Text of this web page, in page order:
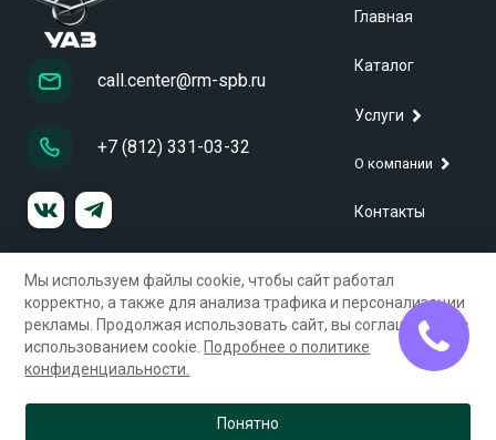
call.center@rm-spb.ru
+7 (812) 331-03-32
Главная
Каталог
Услуги
О компании
Контакты
ООО «Строительная компания»
ИНН 7805013573, ОГРН 1027804880982
Юр. адрес : 196158, г. Санкт-Петербург, Дунайский пр., д.15,
кор.1
Политика конфиденциальности
Согласие на обработку персональных данных
Карта сайта
© 2026 Город русских машин
Мы используем файлы cookie, чтобы сайт работал
корректно, а также для анализа трафика и персонализации
рекламы. Продолжая использовать сайт, вы соглашаетесь с
использованием cookie. Подробнее о политике
конфиденциальности.
Понятно